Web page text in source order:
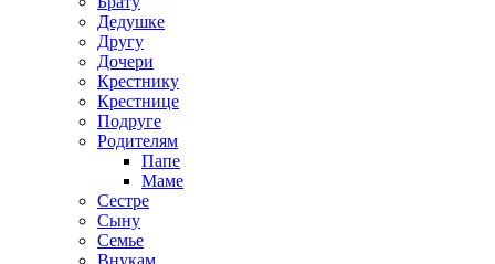
Дедушке
Другу
Дочери
Крестнику
Крестнице
Подруге
Родителям
Папе
Маме
Сестре
Сыну
Семье
Внукам